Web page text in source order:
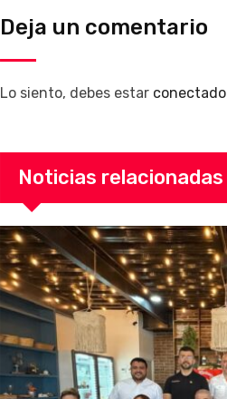
Deja un comentario
Lo siento, debes estar conectado
Noticias relacionadas